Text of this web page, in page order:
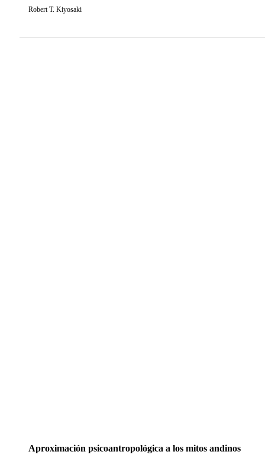
Robert T. Kiyosaki
Aproximación psicoantropológica a los mitos andinos